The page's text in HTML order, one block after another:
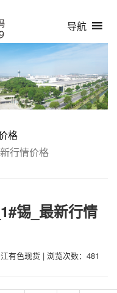
导航
格
行情价格
锡_最新行情
有色现货 | 浏览次数：481